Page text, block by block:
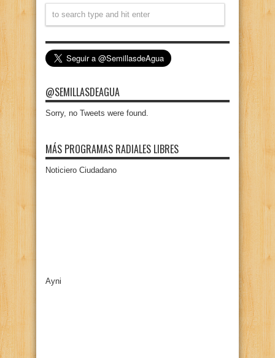
@SEMILLASDEAGUA
Sorry, no Tweets were found.
MÁS PROGRAMAS RADIALES LIBRES
Noticiero Ciudadano
Ayni